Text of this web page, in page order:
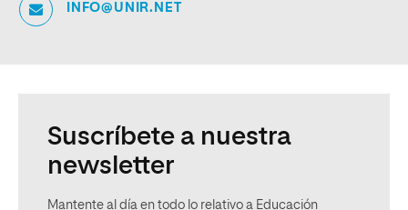
INFO@UNIR.NET
Suscríbete a nuestra
newsletter
Mantente al día en todo lo relativo a Educación